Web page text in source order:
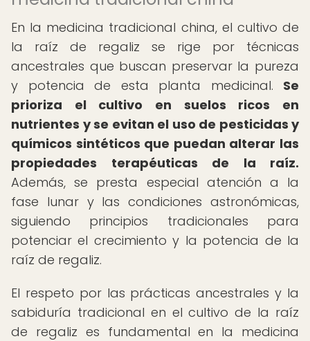
En la medicina tradicional china, el cultivo de
la raíz de regaliz se rige por técnicas
ancestrales que buscan preservar la pureza
y potencia de esta planta medicinal. Se
prioriza el cultivo en suelos ricos en
nutrientes y se evitan el uso de pesticidas y
químicos sintéticos que puedan alterar las
propiedades terapéuticas de la raíz.
Además, se presta especial atención a la
fase lunar y las condiciones astronómicas,
siguiendo principios tradicionales para
potenciar el crecimiento y la potencia de la
raíz de regaliz.
El respeto por las prácticas ancestrales y la
sabiduría tradicional en el cultivo de la raíz
de regaliz es fundamental en la medicina